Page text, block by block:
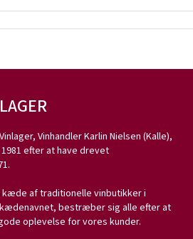
Vinhandler Karlin Nielsen (Kalle),
efter at have drevet
kæde af traditionelle vinbutikker i
bestræber sig alle efter at
oplevelse for vores kunder.